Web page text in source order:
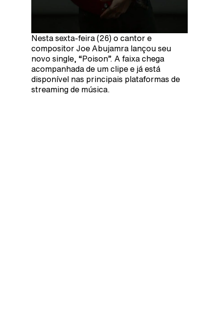
Nesta sexta-feira (26) o cantor e
compositor Joe Abujamra lançou seu
novo single, “Poison”. A faixa chega
acompanhada de um clipe e já está
disponível nas principais plataformas de
streaming de música.